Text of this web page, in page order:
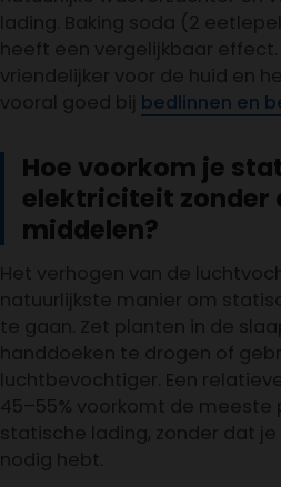
lading. Baking soda (2
heeft een vergelijkbaar effect.
vriendelijker voor de huid en
vooral goed bij bedlinnen en
Hoe voorkom je
elektriciteit zonder
middelen?
Het verhogen van de
natuurlijkste manier om
te gaan. Zet planten in de
handdoeken te drogen of
luchtbevochtiger. Een
45–55% voorkomt de
statische lading, zonder dat
nodig hebt.